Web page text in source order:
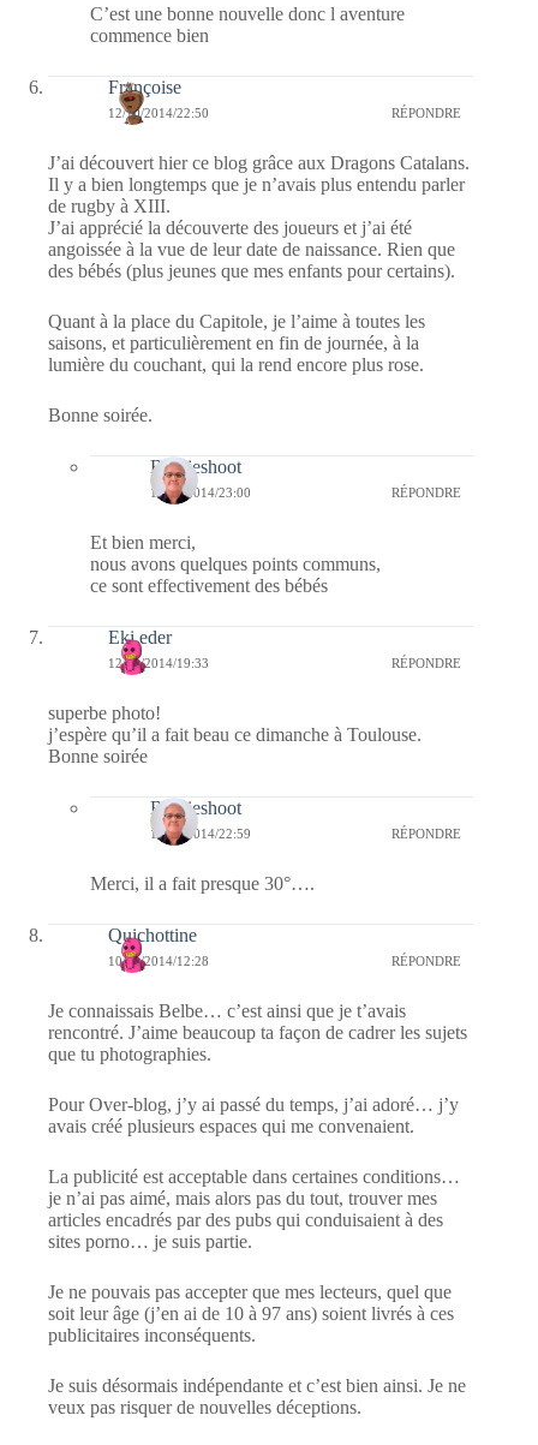
C’est une bonne nouvelle donc l aventure
commence bien
Françoise
12/10/2014/22:50 RÉPONDRE
J’ai découvert hier ce blog grâce aux Dragons Catalans.
Il y a bien longtemps que je n’avais plus entendu parler
de rugby à XIII.
J’ai apprécié la découverte des joueurs et j’ai été
angoissée à la vue de leur date de naissance. Rien que
des bébés (plus jeunes que mes enfants pour certains).
Quant à la place du Capitole, je l’aime à toutes les
saisons, et particulièrement en fin de journée, à la
lumière du couchant, qui la rend encore plus rose.
Bonne soirée.
Bernieshoot
12/10/2014/23:00 RÉPONDRE
Et bien merci,
nous avons quelques points communs,
ce sont effectivement des bébés
Eki eder
12/10/2014/19:33 RÉPONDRE
superbe photo!
j’espère qu’il a fait beau ce dimanche à Toulouse.
Bonne soirée
Bernieshoot
12/10/2014/22:59 RÉPONDRE
Merci, il a fait presque 30°….
Quichottine
10/10/2014/12:28 RÉPONDRE
Je connaissais Belbe… c’est ainsi que je t’avais
rencontré. J’aime beaucoup ta façon de cadrer les sujets
que tu photographies.
Pour Over-blog, j’y ai passé du temps, j’ai adoré… j’y
avais créé plusieurs espaces qui me convenaient.
La publicité est acceptable dans certaines conditions…
je n’ai pas aimé, mais alors pas du tout, trouver mes
articles encadrés par des pubs qui conduisaient à des
sites porno… je suis partie.
Je ne pouvais pas accepter que mes lecteurs, quel que
soit leur âge (j’en ai de 10 à 97 ans) soient livrés à ces
publicitaires inconséquents.
Je suis désormais indépendante et c’est bien ainsi. Je ne
veux pas risquer de nouvelles déceptions.